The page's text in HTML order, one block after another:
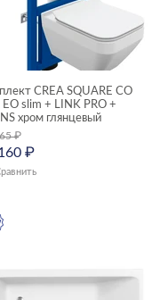
CREA SQUARE CO
EO slim + LINK PRO +
хром глянцевый
₽
₽